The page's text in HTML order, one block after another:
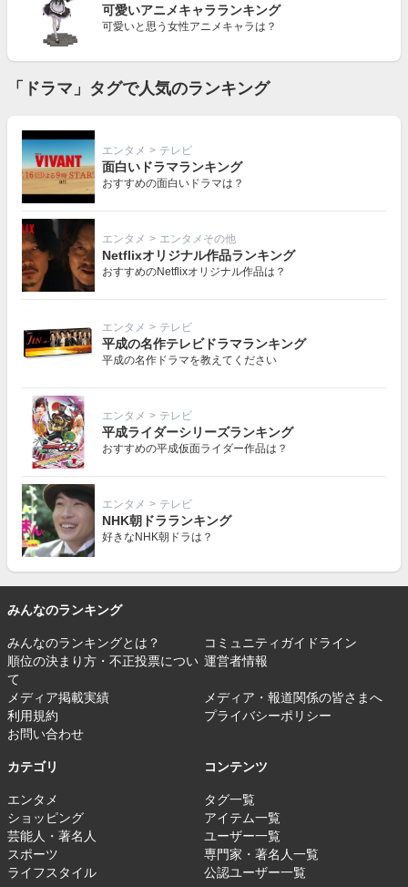
可愛いアニメキャラランキング
可愛いと思う女性アニメキャラは？
「ドラマ」タグで人気のランキング
エンタメ > テレビ
面白いドラマランキング
おすすめの面白いドラマは？
エンタメ > エンタメその他
Netflixオリジナル作品ランキング
おすすめのNetflixオリジナル作品は？
エンタメ > テレビ
平成の名作テレビドラマランキング
平成の名作ドラマを教えてください
エンタメ > テレビ
平成ライダーシリーズランキング
おすすめの平成仮面ライダー作品は？
エンタメ > テレビ
NHK朝ドラランキング
好きなNHK朝ドラは？
みんなのランキング
みんなのランキングとは？
コミュニティガイドライン
順位の決まり方・不正投票につい
て
運営者情報
メディア掲載実績
メディア・報道関係の皆さまへ
利用規約
プライバシーポリシー
お問い合わせ
カテゴリ
エンタメ
ショッピング
芸能人・著名人
スポーツ
ライフスタイル
コンテンツ
タグ一覧
アイテム一覧
ユーザー一覧
専門家・著名人一覧
公認ユーザー一覧